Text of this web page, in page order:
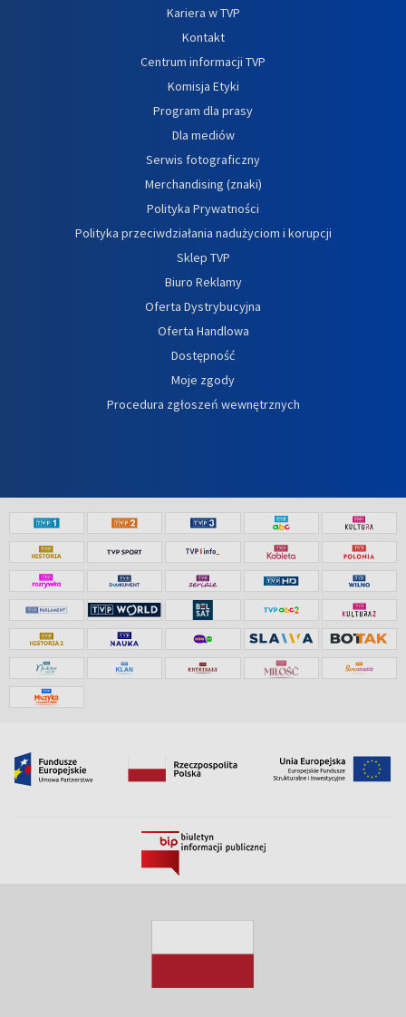
Kariera w TVP
Kontakt
Centrum informacji TVP
Komisja Etyki
Program dla prasy
Dla mediów
Serwis fotograficzny
Merchandising (znaki)
Polityka Prywatności
Polityka przeciwdziałania nadużyciom i korupcji
Sklep TVP
Biuro Reklamy
Oferta Dystrybucyjna
Oferta Handlowa
Dostępność
Moje zgody
Procedura zgłoszeń wewnętrznych